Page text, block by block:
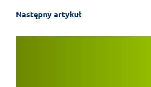
Następny artykuł